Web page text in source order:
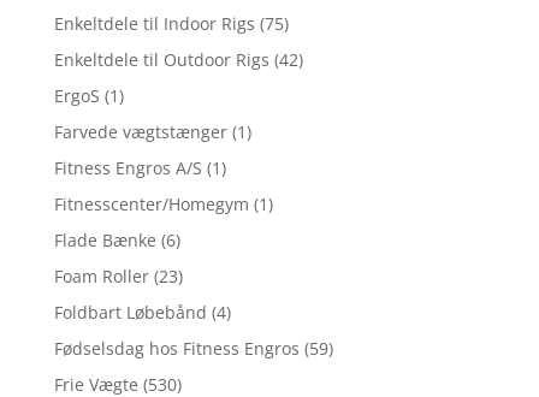
Enkeltdele til Indoor Rigs (75)
Enkeltdele til Outdoor Rigs (42)
ErgoS (1)
Farvede vægtstænger (1)
Fitness Engros A/S (1)
Fitnesscenter/Homegym (1)
Flade Bænke (6)
Foam Roller (23)
Foldbart Løbebånd (4)
Fødselsdag hos Fitness Engros (59)
Frie Vægte (530)